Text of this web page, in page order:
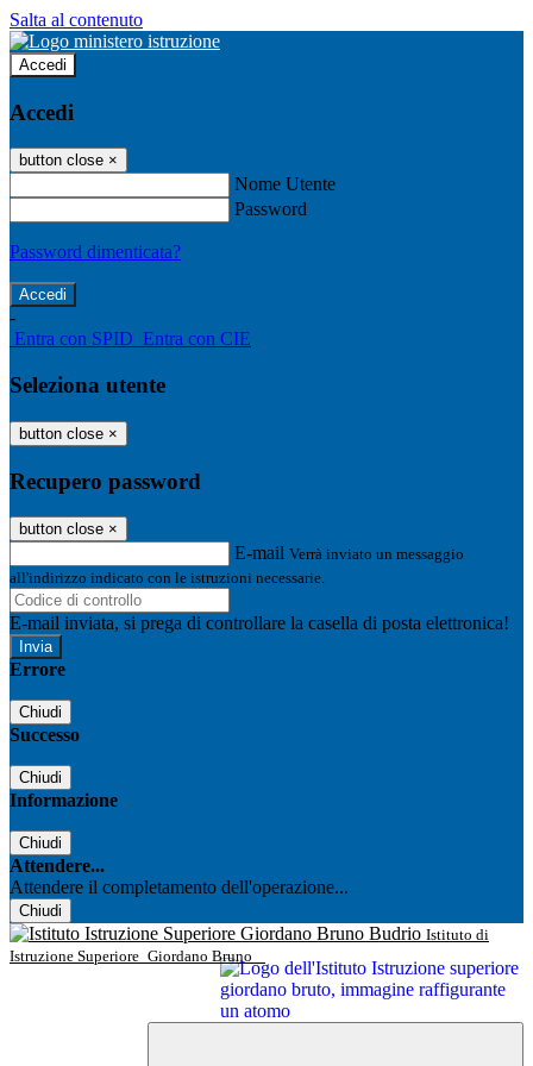
Salta al contenuto
Accedi
Accedi
button close ×
Nome Utente
Password
Password dimenticata?
-
Entra con SPID Entra con CIE
Seleziona utente
button close ×
Recupero password
button close ×
E-mail Verrà inviato un messaggio
all'indirizzo indicato con le istruzioni necessarie.
E-mail inviata, si prega di controllare la casella di posta elettronica!
Errore
Chiudi
Successo
Chiudi
Informazione
Chiudi
Attendere...
Attendere il completamento dell'operazione...
Chiudi
Istituto di
Istruzione Superiore Giordano Bruno